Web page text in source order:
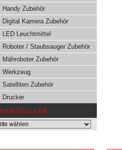
Handy Zubehör
Digital Kamera Zubehör
LED Leuchtmittel
Roboter / Staubsauger Zubehör
Mähroboter Zubehör
Werkzeug
Satelliten Zubehör
Drucker
HERSTELLER